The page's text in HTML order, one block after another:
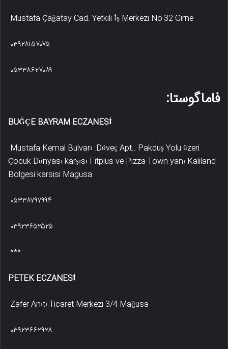
Mustafa Çağatay Cad. Yetkili İş Merkezi No:32 Girne
۰۳۹۲۸۱۵۷۰۷۵
۰۵۳۳۸۶۲۷۰۸۹
فاماگوستا:
BUĞÇE BAYRAM ECZANESİ
Mustafa Kemal Bulvarı .Döveç Apt.. Pakduş Yolu üzeri
Çocuk Dünyası karşısı Fitplus ve Pizza Town yanı Kaliland
Bolgesi karsisi Magusa
۰۵۳۳۸۷۹۷۹۹۴
۰۳۹۲۳۶۵۲۵۲۵
***
PETEK ECZANESİ
Zafer Anıtı Ticaret Merkezi 3/4 Mağusa
۰۳۹۲۳۶۶۲۹۲۸